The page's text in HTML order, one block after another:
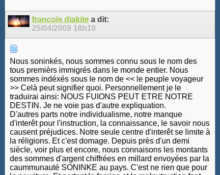
francois diakite a dit:
25/04/2009 18h10
Nous soninkés, nous sommes connu sous le nom des
tous premièrs immigrés dans le monde entier. Nous
sommes indéxés sous le nom de << le peuple voyageur
>> Celà peut signifier quoi. Personnellement je le
traduirai ainsi: NOUS FUIONS PEUT ETRE NOTRE
DESTIN. Je ne voie pas d'autre expliquation.
D'autres parts notre individualisme, notre manque
d'interêt pour l'instruction, la connaissance, le savoir nous
causent préjudices. Notre seule centre d'interêt se limite à
la réligions. Et c'est domage. Depuis près d'un demi
siècle, voir plus et encore, nous connaisons les montants
des sommes d'argent chiffrées en millard envoyées par la
caummunauté SONINKE au pays. C'est ne rien que pour